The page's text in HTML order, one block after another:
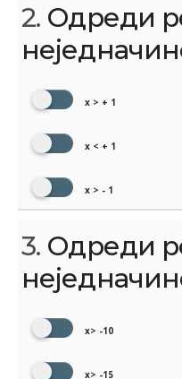
2. Одреди
x > + 1
x < + 1
x > - 1
3. Одреди
x> -10
x> -15